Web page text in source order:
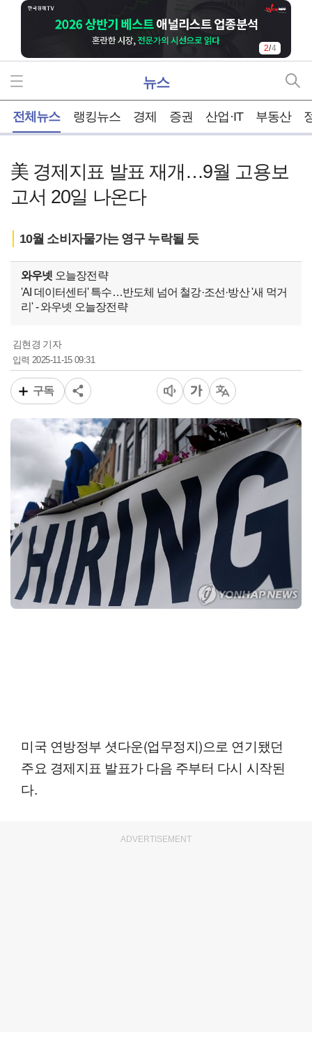
2/4
뉴스
전체뉴스 랭킹뉴스 경제 증권 산업·IT 부동산
美 경제지표 발표 재개…9월 고용보
고서 20일 나온다
10월 소비자물가는 영구 누락될 듯
와우넷 오늘장전략
'AI 데이터센터' 특수…반도체 넘어 철강·조선·방산 '새 먹거
리' - 와우넷 오늘장전략
김현경 기자
입력2025-11-15 09:31
구독
미국 연방정부 셧다운(업무정지)으로 연기됐던
주요 경제지표 발표가 다음 주부터 다시 시작된
다.
ADVERTISEMENT